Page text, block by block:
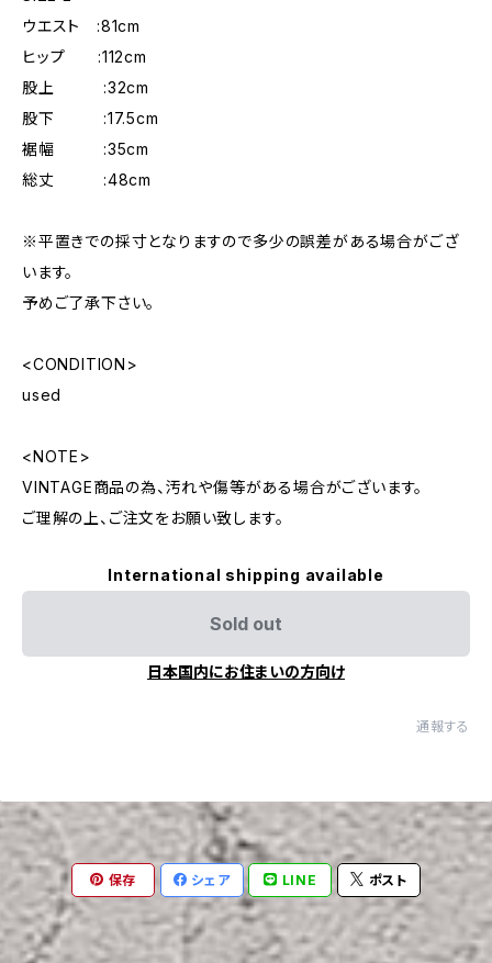
ウエスト :81cm
ヒップ :112cm
股上 :32cm
股下 :17.5cm
裾幅 :35cm
総丈 :48cm
※平置きでの採寸となりますので多少の誤差がある場合がござ
います。
予めご了承下さい。
<CONDITION>
used
<NOTE>
VINTAGE商品の為、汚れや傷等がある場合がございます。
ご理解の上、ご注文をお願い致します。
International shipping available
Sold out
日本国内にお住まいの方向け
通報する
保存 シェア LINE ポスト